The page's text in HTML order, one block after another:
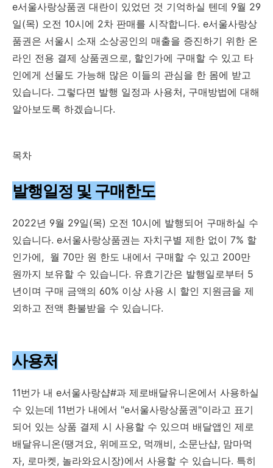
e서울사랑상품권 대란이 있었던 것 기억하실 텐데 9월 29
일(목) 오전 10시에 2차 판매를 시작합니다. e서울사랑상
품권은 서울시 소재 소상공인의 매출을 증진하기 위한 온
라인 전용 결제 상품권으로, 할인가에 구매할 수 있고 타
인에게 선물도 가능해 많은 이들의 관심을 한 몸에 받고
있습니다. 그렇다면 발행 일정과 사용처, 구매방법에 대해
알아보도록 하겠습니다.
목차
발행일정 및 구매한도
2022년 9월 29일(목) 오전 10시에 발행되어 구매하실 수
있습니다. e서울사랑상품권는 자치구별 제한 없이 7% 할
인가에, 월 70만 원 한도 내에서 구매할 수 있고 200만
원까지 보유할 수 있습니다. 유효기간은 발행일로부터 5
년이며 구매 금액의 60% 이상 사용 시 할인 지원금을 제
외하고 전액 환불받을 수 있습니다.
사용처
11번가 내 e서울사랑샵#과 제로배달유니온에서 사용하실
수 있는데 11번가 내에서 "e서울사랑상품권"이라고 표기
되어 있는 상품 결제 시 사용할 수 있으며 배달앱인 제로
배달유니온(땡겨요, 위메프오, 먹깨비, 소문난샵, 맘마먹
자, 로마켓, 놀라와요시장)에서 사용할 수 있습니다. 특히